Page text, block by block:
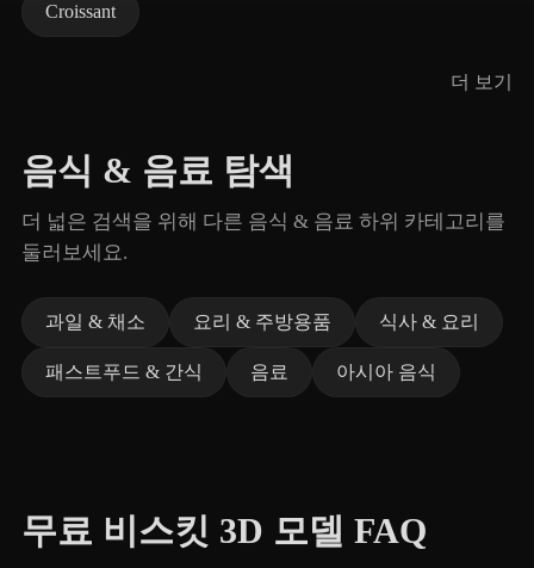
Croissant
더 보기
음식 & 음료 탐색
더 넓은 검색을 위해 다른 음식 & 음료 하위 카테고리를
둘러보세요.
과일 & 채소 요리 & 주방용품 식사 & 요리
패스트푸드 & 간식 음료 아시아 음식
무료 비스킷 3D 모델 FAQ